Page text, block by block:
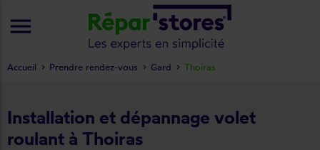
Installation et dépannage volet
roulant à Thoiras
Accueil Prendre rendez-vous Gard Thoiras
menu